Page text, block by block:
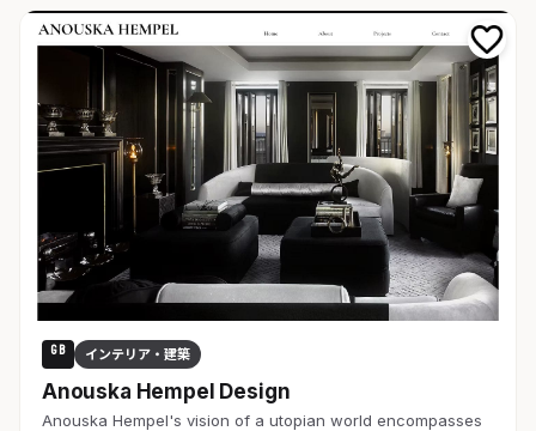
GB インテリア・建築
Anouska Hempel Design
Anouska Hempel's vision of a utopian world encompasses